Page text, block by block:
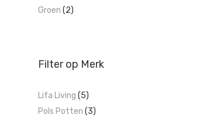
Groen (2)
Filter op Merk
Lifa Living (5)
Pols Potten (3)